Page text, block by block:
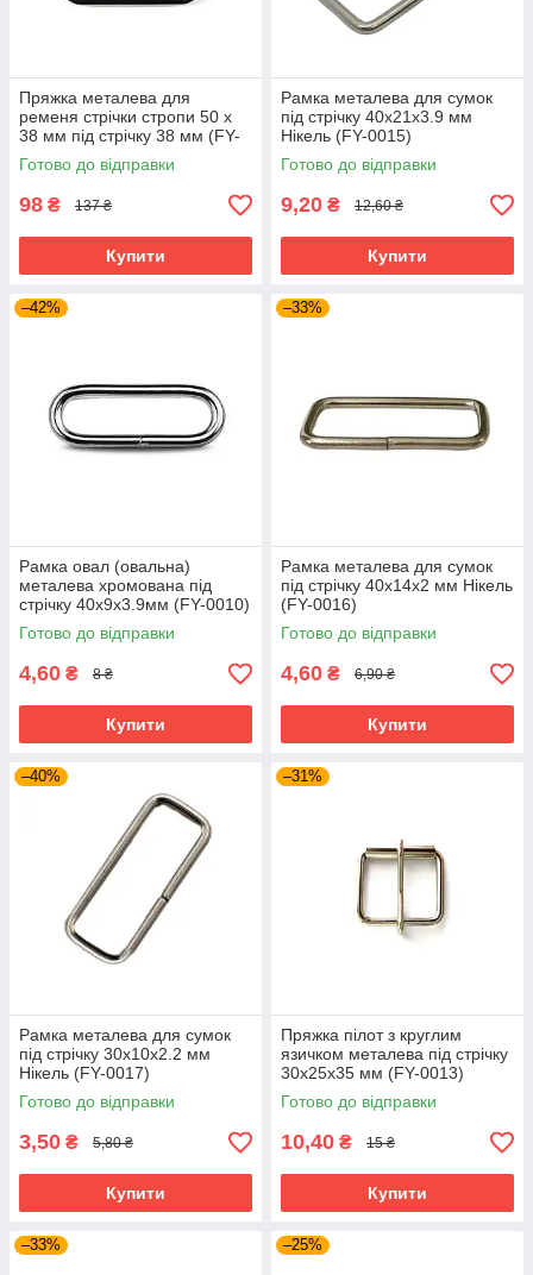
Пряжка металева для
ременя стрічки стропи 50 х
38 мм під стрічку 38 мм (FY-
0032) Чорний
Готово до відправки
98 ₴ 137 ₴
Купити
Рамка металева для сумок
під стрічку 40х21х3.9 мм
Нікель (FY-0015)
Готово до відправки
9,20 ₴ 12,60 ₴
Купити
–42%
Рамка овал (овальна)
металева хромована під
стрічку 40х9х3.9мм (FY-0010)
Нікель
Готово до відправки
4,60 ₴ 8 ₴
Купити
–33%
Рамка металева для сумок
під стрічку 40х14х2 мм Нікель
(FY-0016)
Готово до відправки
4,60 ₴ 6,90 ₴
Купити
–40%
Рамка металева для сумок
під стрічку 30х10х2.2 мм
Нікель (FY-0017)
Готово до відправки
3,50 ₴ 5,80 ₴
Купити
–31%
Пряжка пілот з круглим
язичком металева під стрічку
30x25x35 мм (FY-0013)
Нікель
Готово до відправки
10,40 ₴ 15 ₴
Купити
–33% –25%